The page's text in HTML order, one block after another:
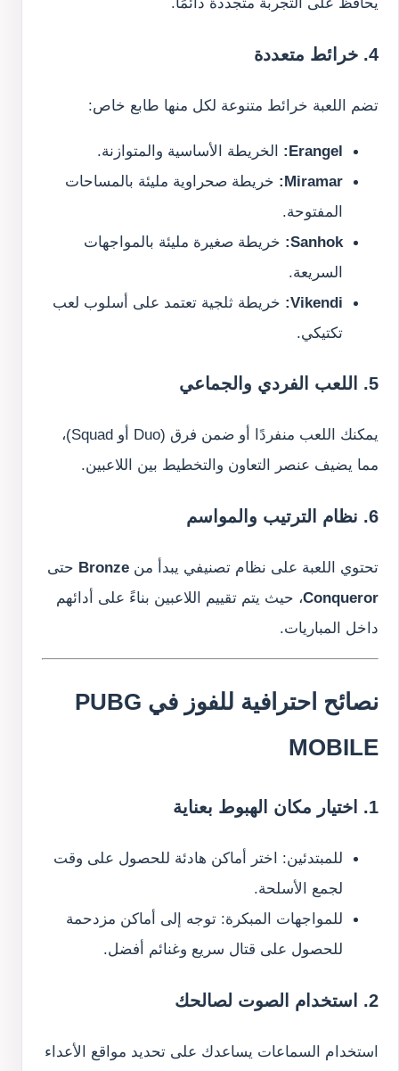
4. خرائط متعددة
تضم اللعبة خرائط متنوعة لكل منها طابع خاص:
Erangel:
الخريطة الأساسية والمتوازنة.
Miramar:
خريطة صحراوية مليئة بالمساحات
المفتوحة.
Sanhok:
خريطة صغيرة مليئة بالمواجهات
السريعة.
Vikendi:
خريطة ثلجية تعتمد على أسلوب لعب
تكتيكي.
5. اللعب الفردي والجماعي
يمكنك اللعب منفردًا أو ضمن فرق (Duo أو Squad)،
مما يضيف عنصر التعاون والتخطيط بين اللاعبين.
6. نظام الترتيب والمواسم
تحتوي اللعبة على نظام تصنيفي يبدأ من Bronze حتى
Conqueror، حيث يتم تقييم اللاعبين بناءً على أدائهم
داخل المباريات.
نصائح احترافية للفوز في PUBG
MOBILE
1. اختيار مكان الهبوط بعناية
للمبتدئين: اختر أماكن هادئة للحصول على وقت
لجمع الأسلحة.
للمواجهات المبكرة: توجه إلى أماكن مزدحمة
للحصول على قتال سريع وغنائم أفضل.
2. استخدام الصوت لصالحك
استخدام السماعات يساعدك على تحديد مواقع الأعداء